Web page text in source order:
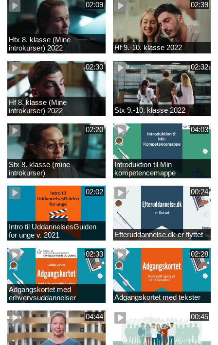
02:09
Htx 8. klasse (Mine
introkurser) 2022
02:39
Hf 9.-10. klasse 2022
02:30
Hf 8. klasse (Mine
introkurser) 2022
02:32
Stx 9.-10. klasse 2022
02:20
Stx 8. klasse (mine
introkurser)
04:03
Introduktion til Min
kompetencemappe
02:02
Intro til UddannelsesGuiden
for unge v. 2021
00:24
Efteruddannelse.dk er flyttet
02:33
Adgangskortet med
erhvervsuddannelser
02:28
Adgangskortet med tekster
04:44 00:45